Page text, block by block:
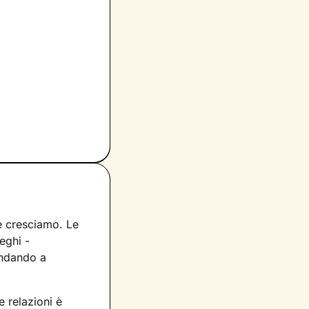
cresciamo. Le
-
a
relazioni è